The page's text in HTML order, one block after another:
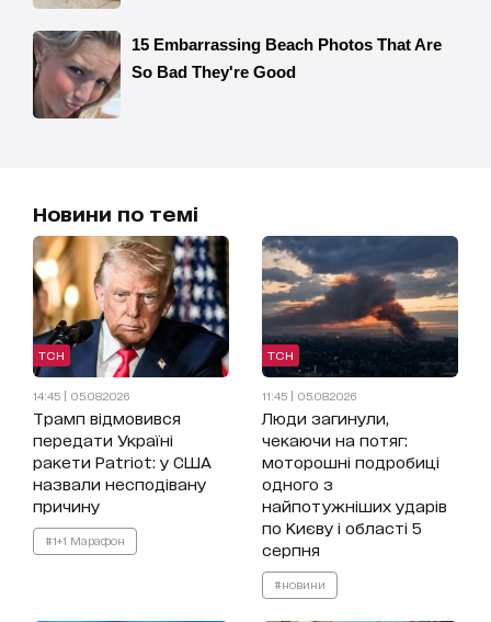
Новини по темі
ТСН
14:45 | 05.08.2026
Трамп відмовився
передати Україні
ракети Patriot: у США
назвали несподівану
причину
#1+1 Марафон
ТСН
11:45 | 05.08.2026
Люди загинули,
чекаючи на потяг:
моторошні подробиці
одного з
найпотужніших ударів
по Києву і області 5
серпня
#новини